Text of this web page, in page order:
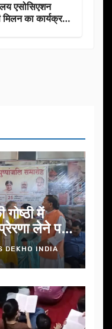
एसोसिएशन
मिलन का कार्यक्रम
में
लेने पर
DEKHO INDIA